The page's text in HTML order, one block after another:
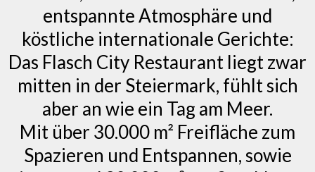
entspannte Atmosphäre und
köstliche internationale Gerichte:
Das Flasch City Restaurant liegt zwar
mitten in der Steiermark, fühlt sich
aber an wie ein Tag am Meer.
Mit über 30.000 m² Freifläche zum
Spazieren und Entspannen, sowie